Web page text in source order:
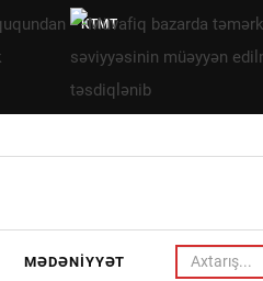
Müvafiq
bazarda
təmərküzləşmə
müəyyən
təsdiqlənib
MƏDƏNIYYƏT